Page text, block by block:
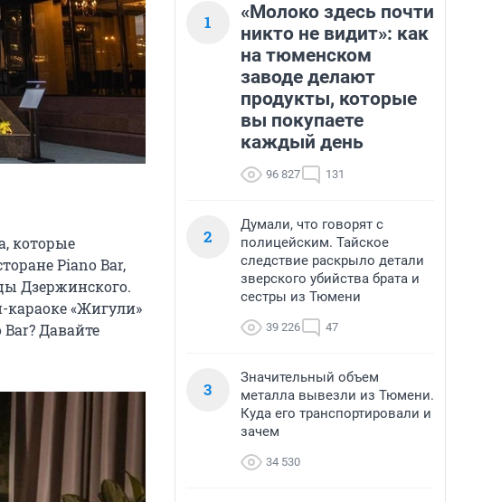
которые
Piano Bar,
Дзержинского.
караоке «Жигули»
Давайте
1
«Молоко здесь почти
никто не видит»: как
на тюменском
заводе делают
продукты, которые
вы покупаете
каждый день
96 827 131
2
Думали, что говорят с
полицейским. Тайское
следствие раскрыло детали
зверского убийства брата и
сестры из Тюмени
39 226 47
3
Значительный объем
металла вывезли из Тюмени.
Куда его транспортировали и
зачем
34 530